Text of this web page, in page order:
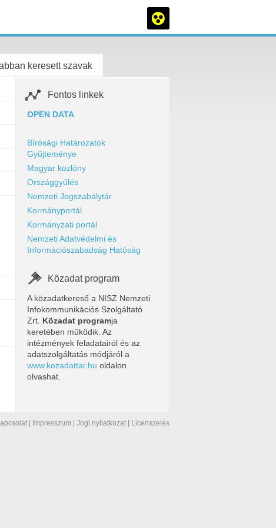
keresett szavak
Fontos linkek
OPEN DATA
Bírósági Határozatok
Gyűjteménye
Magyar közlöny
Országgyűlés
Nemzeti Jogszabálytár
Kormányportál
Kormányzati portál
Nemzeti Adatvédelmi és
Információszabadság Hatóság
Közadat program
A közadatkereső a NISZ Nemzeti
Infokommunikációs Szolgáltató
Zrt. Közadat programja
keretében működik. Az
intézmények feladatairól és az
adatszolgáltatás módjáról a
www.kozadattar.hu oldalon
olvashat.
Impresszum Jogi nyilatkozat Licenszelés